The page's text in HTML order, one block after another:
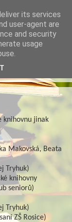
v
knihovnu jinak
Makovská, Beata
Tryhuk)
knihovny
seniorů)
Tryhuk)
ZŠ Rosice)
its services
user-agent are
and security
usage